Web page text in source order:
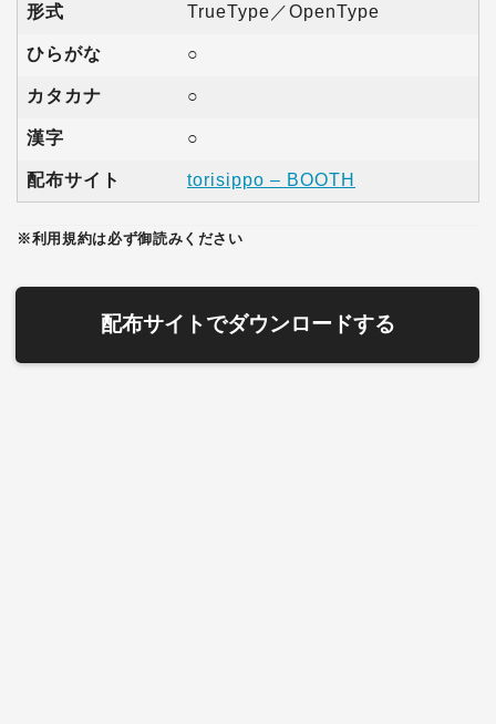
形式 TrueType／OpenType
ひらがな ○
カタカナ ○
漢字 ○
配布サイト torisippo – BOOTH
※利用規約は必ず御読みください
配布サイトでダウンロードする